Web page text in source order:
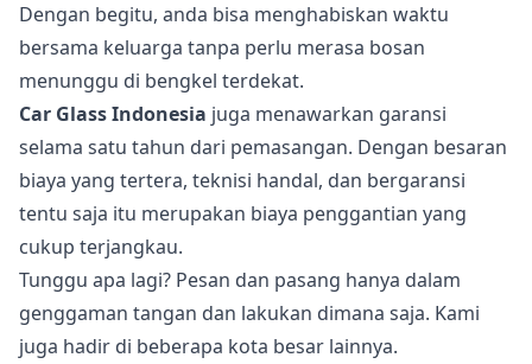
Dengan begitu, anda bisa menghabiskan waktu
bersama keluarga tanpa perlu merasa bosan
menunggu di bengkel terdekat.
Car Glass Indonesia juga menawarkan garansi
selama satu tahun dari pemasangan. Dengan besaran
biaya yang tertera, teknisi handal, dan bergaransi
tentu saja itu merupakan biaya penggantian yang
cukup terjangkau.
Tunggu apa lagi? Pesan dan pasang hanya dalam
genggaman tangan dan lakukan dimana saja. Kami
juga hadir di beberapa kota besar lainnya.